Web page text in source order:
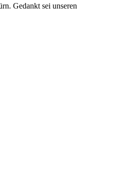
Gedankt sei unseren